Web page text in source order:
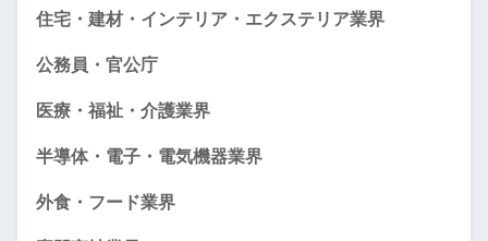
住宅・建材・インテリア・エクステリア業界
公務員・官公庁
医療・福祉・介護業界
半導体・電子・電気機器業界
外食・フード業界